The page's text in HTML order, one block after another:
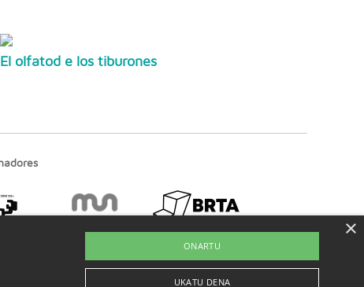
El olfatod e los tiburones
ONARTU
UKATU DENA
×